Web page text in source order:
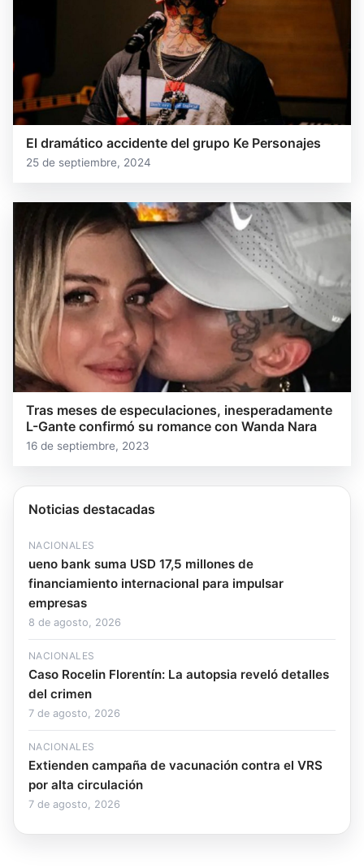
El dramático accidente del grupo Ke Personajes
25 de septiembre, 2024
Tras meses de especulaciones, inesperadamente
L-Gante confirmó su romance con Wanda Nara
16 de septiembre, 2023
Noticias destacadas
NACIONALES
ueno bank suma USD 17,5 millones de
financiamiento internacional para impulsar
empresas
8 de agosto, 2026
NACIONALES
Caso Rocelin Florentín: La autopsia reveló detalles
del crimen
7 de agosto, 2026
NACIONALES
Extienden campaña de vacunación contra el VRS
por alta circulación
7 de agosto, 2026